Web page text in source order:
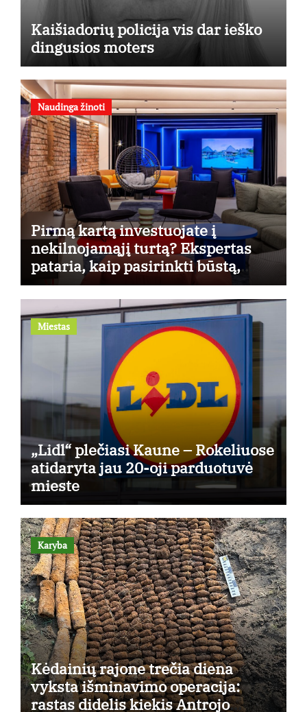
Kaišiadorių policija vis dar ieško
dingusios moters
Naudinga žinoti
Pirmą kartą investuojate į
nekilnojamąjį turtą? Ekspertas
pataria, kaip pasirinkti būstą,
kuris generuos grąžą
Miestas
„Lidl“ plečiasi Kaune – Rokeliuose
atidaryta jau 20-oji parduotuvė
mieste
Karyba
Kėdainių rajone trečia diena
vyksta išminavimo operacija:
rastas didelis kiekis Antrojo